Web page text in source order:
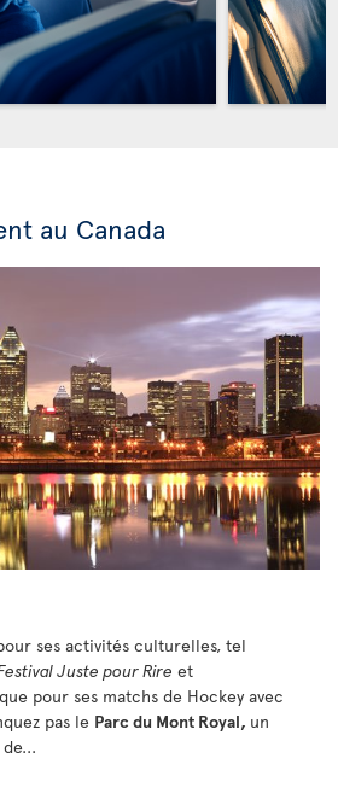
au Canada
ses activités culturelles, tel
Juste pour Rire et
pour ses matchs de Hockey avec
pas le Parc du Mont Royal, un